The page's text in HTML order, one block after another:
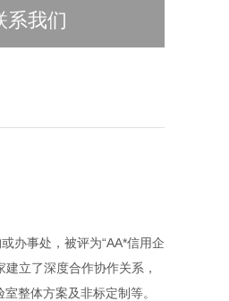
系我们
办事处，被评为“AA*信用企
建立了深度合作协作关系，
整体方案及非标定制等。